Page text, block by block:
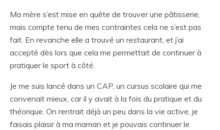
Ma mère s’est mise en quête de trouver une pâtisserie,
mais compte tenu de mes contraintes cela ne s’est pas
fait. En revanche elle a trouvé un restaurant, et j’ai
accepté dès lors que cela me permettait de continuer à
pratiquer le sport à côté.
Je me suis lancé dans un CAP, un cursus scolaire qui me
convenait mieux, car il y avait à la fois du pratique et du
théorique. On rentrait déjà un peu dans la vie active, je
faisais plaisir à ma maman et je pouvais continuer le